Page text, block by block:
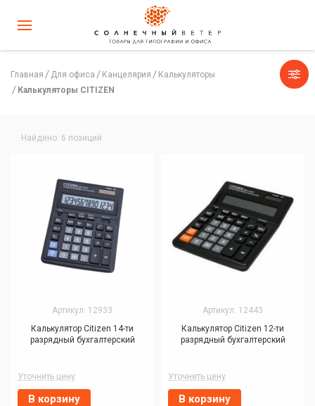
Главная Для офиса Канцелярия
Калькуляторы
Калькуляторы CITIZEN
Найдено: 6 позиций
Артикул: 12933
Калькулятор Citizen 14-ти
разрядный бухгалтерский
Уточнить цену
В корзину
Артикул: 12443
Калькулятор Citizen 12-ти
разрядный бухгалтерский
Уточнить цену
В корзину